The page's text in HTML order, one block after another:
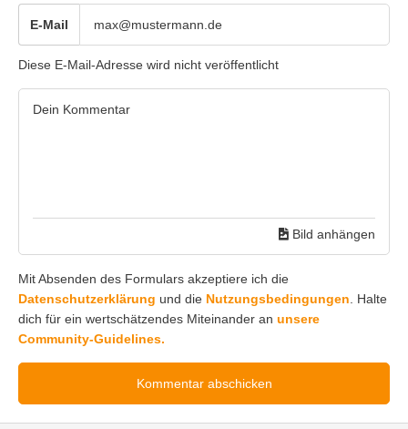
E-Mail
Diese E-Mail-Adresse wird nicht veröffentlicht
Bild anhängen
Mit Absenden des Formulars akzeptiere ich die
Datenschutzerklärung und die Nutzungsbedingungen . Halte
dich für ein wertschätzendes Miteinander an unsere
Community-Guidelines.